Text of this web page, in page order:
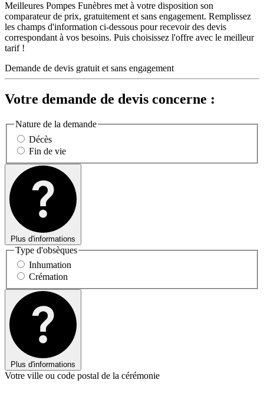
Meilleures Pompes Funèbres met à votre disposition son
comparateur de prix, gratuitement et sans engagement. Remplissez
les champs d'information ci-dessous pour recevoir des devis
correspondant à vos besoins. Puis choisissez l'offre avec le meilleur
tarif !
Demande de devis gratuit et sans engagement
Votre demande de devis concerne :
Nature de la demande
Décès
Fin de vie
Plus d'informations
Type d'obsèques
Inhumation
Crémation
Plus d'informations
Votre ville ou code postal de la cérémonie